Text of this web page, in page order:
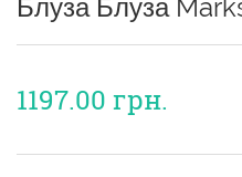
Блуза Блуза
1197.00 грн.